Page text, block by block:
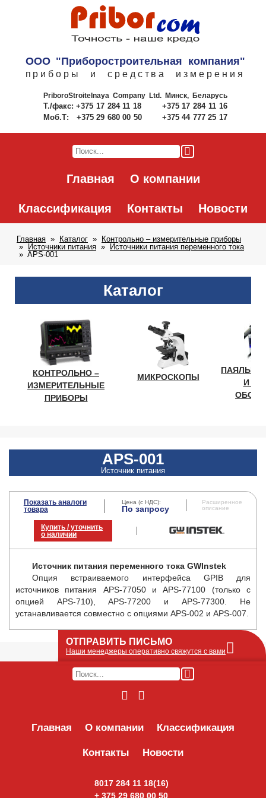
ООО "Приборостроительная компания"
приборы и средства измерения
PriboroStroitelnaya Company Ltd.Минск, Беларусь
Т./факс: +375 17 284 11 18
+375 17 284 11 16
Моб.Т:
+375 29 680 00 50 +375 44 777 25 17
Главная О компании
Классификация Контакты Новости
Главная Каталог
Контрольно – измерительные приборы
Источники питания
Источники питания переменного тока
APS-001
Каталог
КОНТРОЛЬНО –
ИЗМЕРИТЕЛЬНЫЕ
ПРИБОРЫ
МИКРОСКОПЫ
И
APS-001
Источник питания
Показать аналоги
товара
Цена (с НДС):
По запросу
Расширенное
описание
Купить / уточнить
о наличии
Источник питания переменного тока GWInstek
Опция встраиваемого интерфейса GPIB для
источников питания APS-77050 и APS-77100 (только с
опцией APS-710), APS-77200 и APS-77300. Не
устанавливается совместно с опциями APS-002 и APS-007.
Главная О компании Классификация
Контакты Новости
8017 284 11 18(16)
+ 375 29 680 00 50
ОТПРАВИТЬ ПИСЬМО
Наши менеджеры оперативно свяжутся с вами
Оставьте Ваше сообщение или запрос по
его получим по e-mail и оперативно ответим!